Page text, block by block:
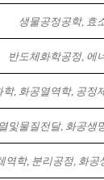
생물공정공학, 효
반도체화학공정, 에
학, 화공열역학, 공정
열및물질전달, 화공생
역학, 분리공정, 화공